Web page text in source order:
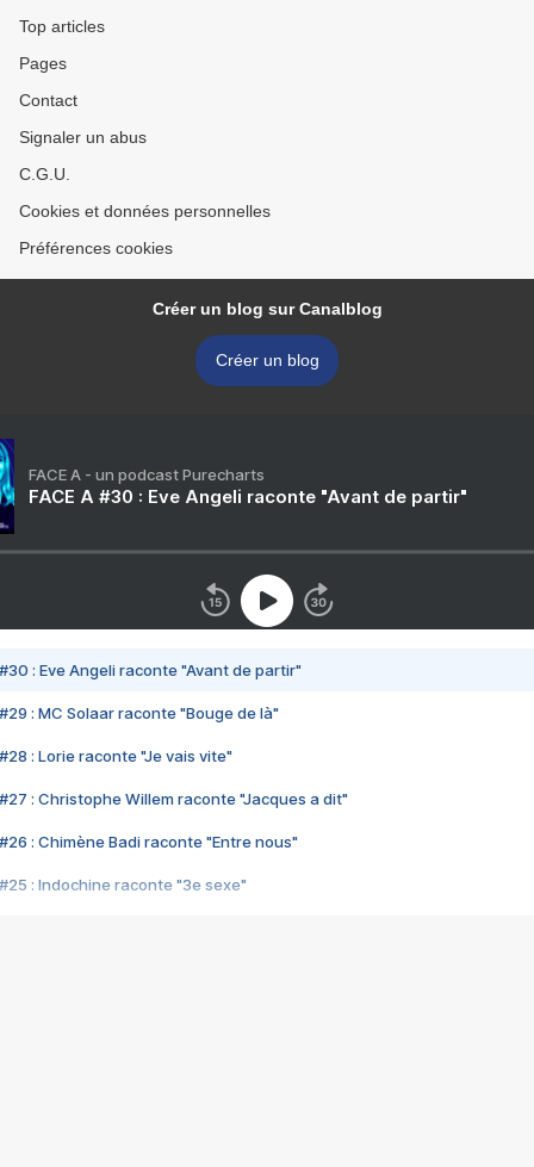
Top articles
Pages
Contact
Signaler un abus
C.G.U.
Cookies et données personnelles
Préférences cookies
Créer un blog sur Canalblog
Créer un blog
FACE A - un podcast Purecharts
FACE A #30 : Eve Angeli raconte "Avant de partir"
#30 : Eve Angeli raconte "Avant de partir"
#29 : MC Solaar raconte "Bouge de là"
#28 : Lorie raconte "Je vais vite"
#27 : Christophe Willem raconte "Jacques a dit"
#26 : Chimène Badi raconte "Entre nous"
#25 : Indochine raconte "3e sexe"